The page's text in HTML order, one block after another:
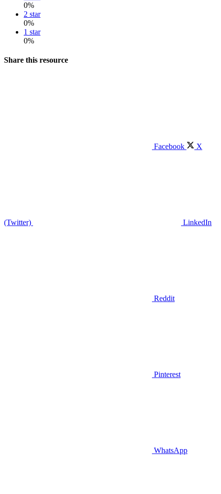
0%
2 star
0%
1 star
0%
Share this resource
Facebook X
(Twitter) LinkedIn
Reddit
Pinterest
WhatsApp